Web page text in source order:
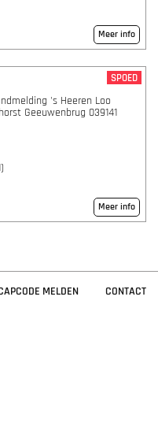
Meer info
SPOED
's Heeren Loo
Geeuwenbrug 039141
Meer info
MELDEN CONTACT